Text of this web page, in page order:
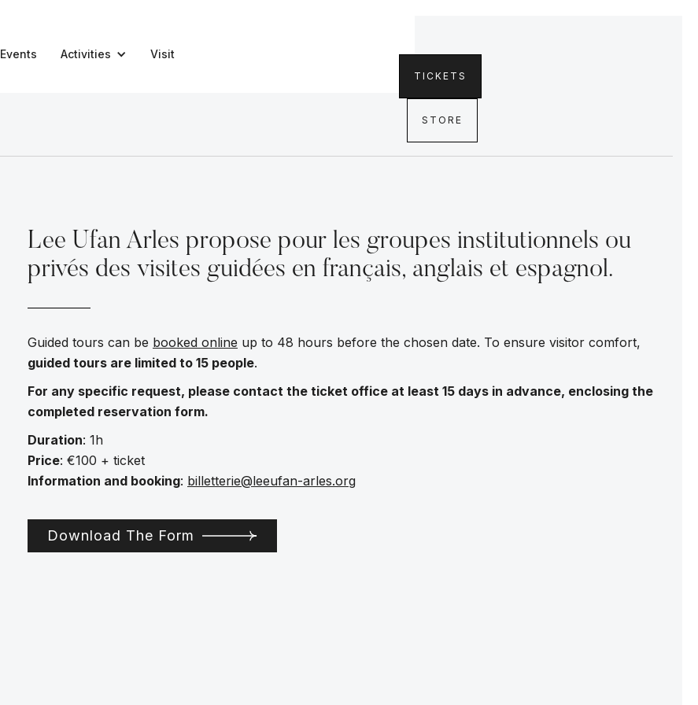
Events Activities Visit
TICKETS
STORE
Lee Ufan Arles propose pour les groupes institutionnels ou
privés des visites guidées en français, anglais et espagnol.
Guided tours can be booked online up to 48 hours before the chosen date. To ensure visitor comfort,
guided tours are limited to 15 people.
For any specific request, please contact the ticket office at least 15 days in advance, enclosing the
completed reservation form.‍
Duration: 1h
Price: €100 + ticket
Information and booking: billetterie@leeufan-arles.org
Download The Form